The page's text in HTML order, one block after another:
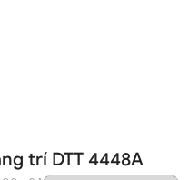
trí DTT 4448A